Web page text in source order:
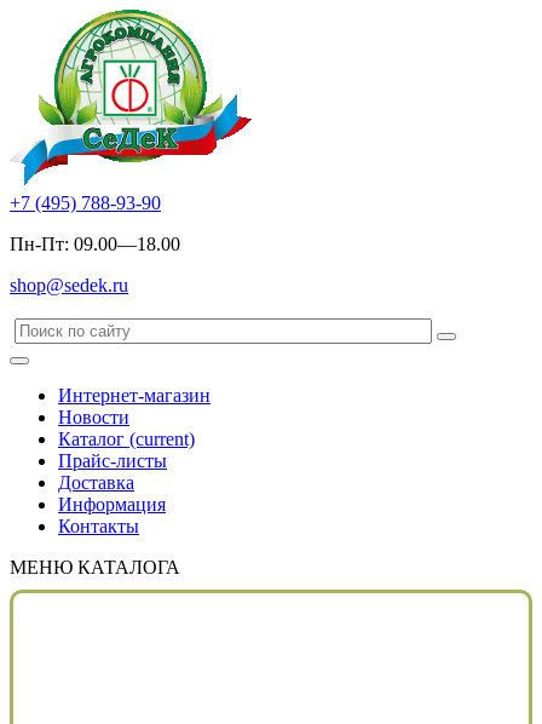
+7 (495) 788-93-90
Пн-Пт: 09.00—18.00
shop@sedek.ru
Интернет-магазин
Новости
Каталог (current)
Прайс-листы
Доставка
Информация
Контакты
МЕНЮ КАТАЛОГА